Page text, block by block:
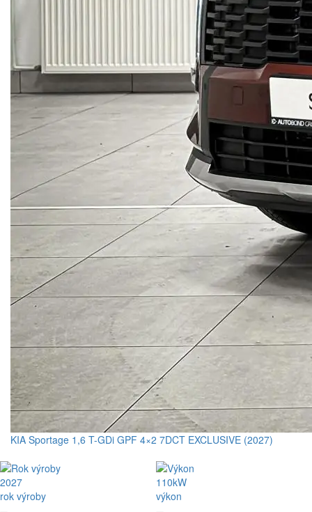
KIA Sportage 1,6 T-GDi GPF 4×2 7DCT EXCLUSIVE (2027)
2027
rok výroby
110kW
výkon